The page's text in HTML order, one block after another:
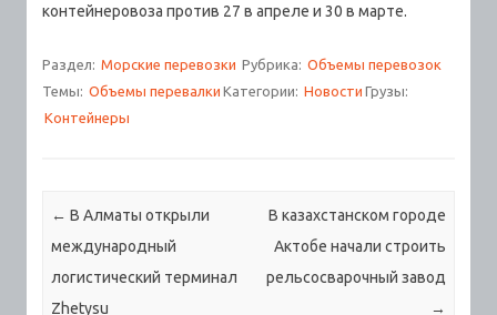
контейнеровоза против 27 в апреле и 30 в марте.
Раздел: Морские перевозки Рубрика: Объемы перевозок
Темы: Объемы перевалки Категории: Новости Грузы:
Контейнеры
Навигация по записям
← В Алматы открыли
международный
логистический терминал
Zhetysu
В казахстанском городе
Актобе начали строить
рельсосварочный завод
→